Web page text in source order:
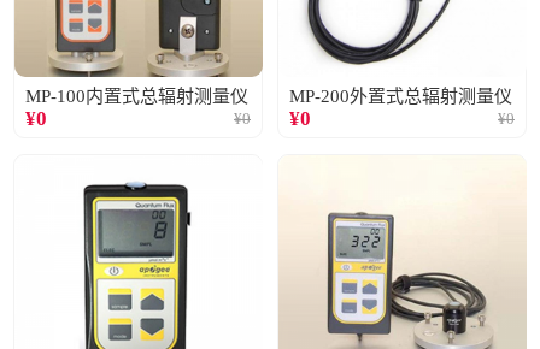
MP-100内置式总辐射测量仪
¥0 ¥0
MP-200外置式总辐射测量仪
¥0 ¥0